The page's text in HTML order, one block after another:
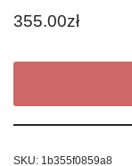
355.00zł
SKU: 1b355f0859a8